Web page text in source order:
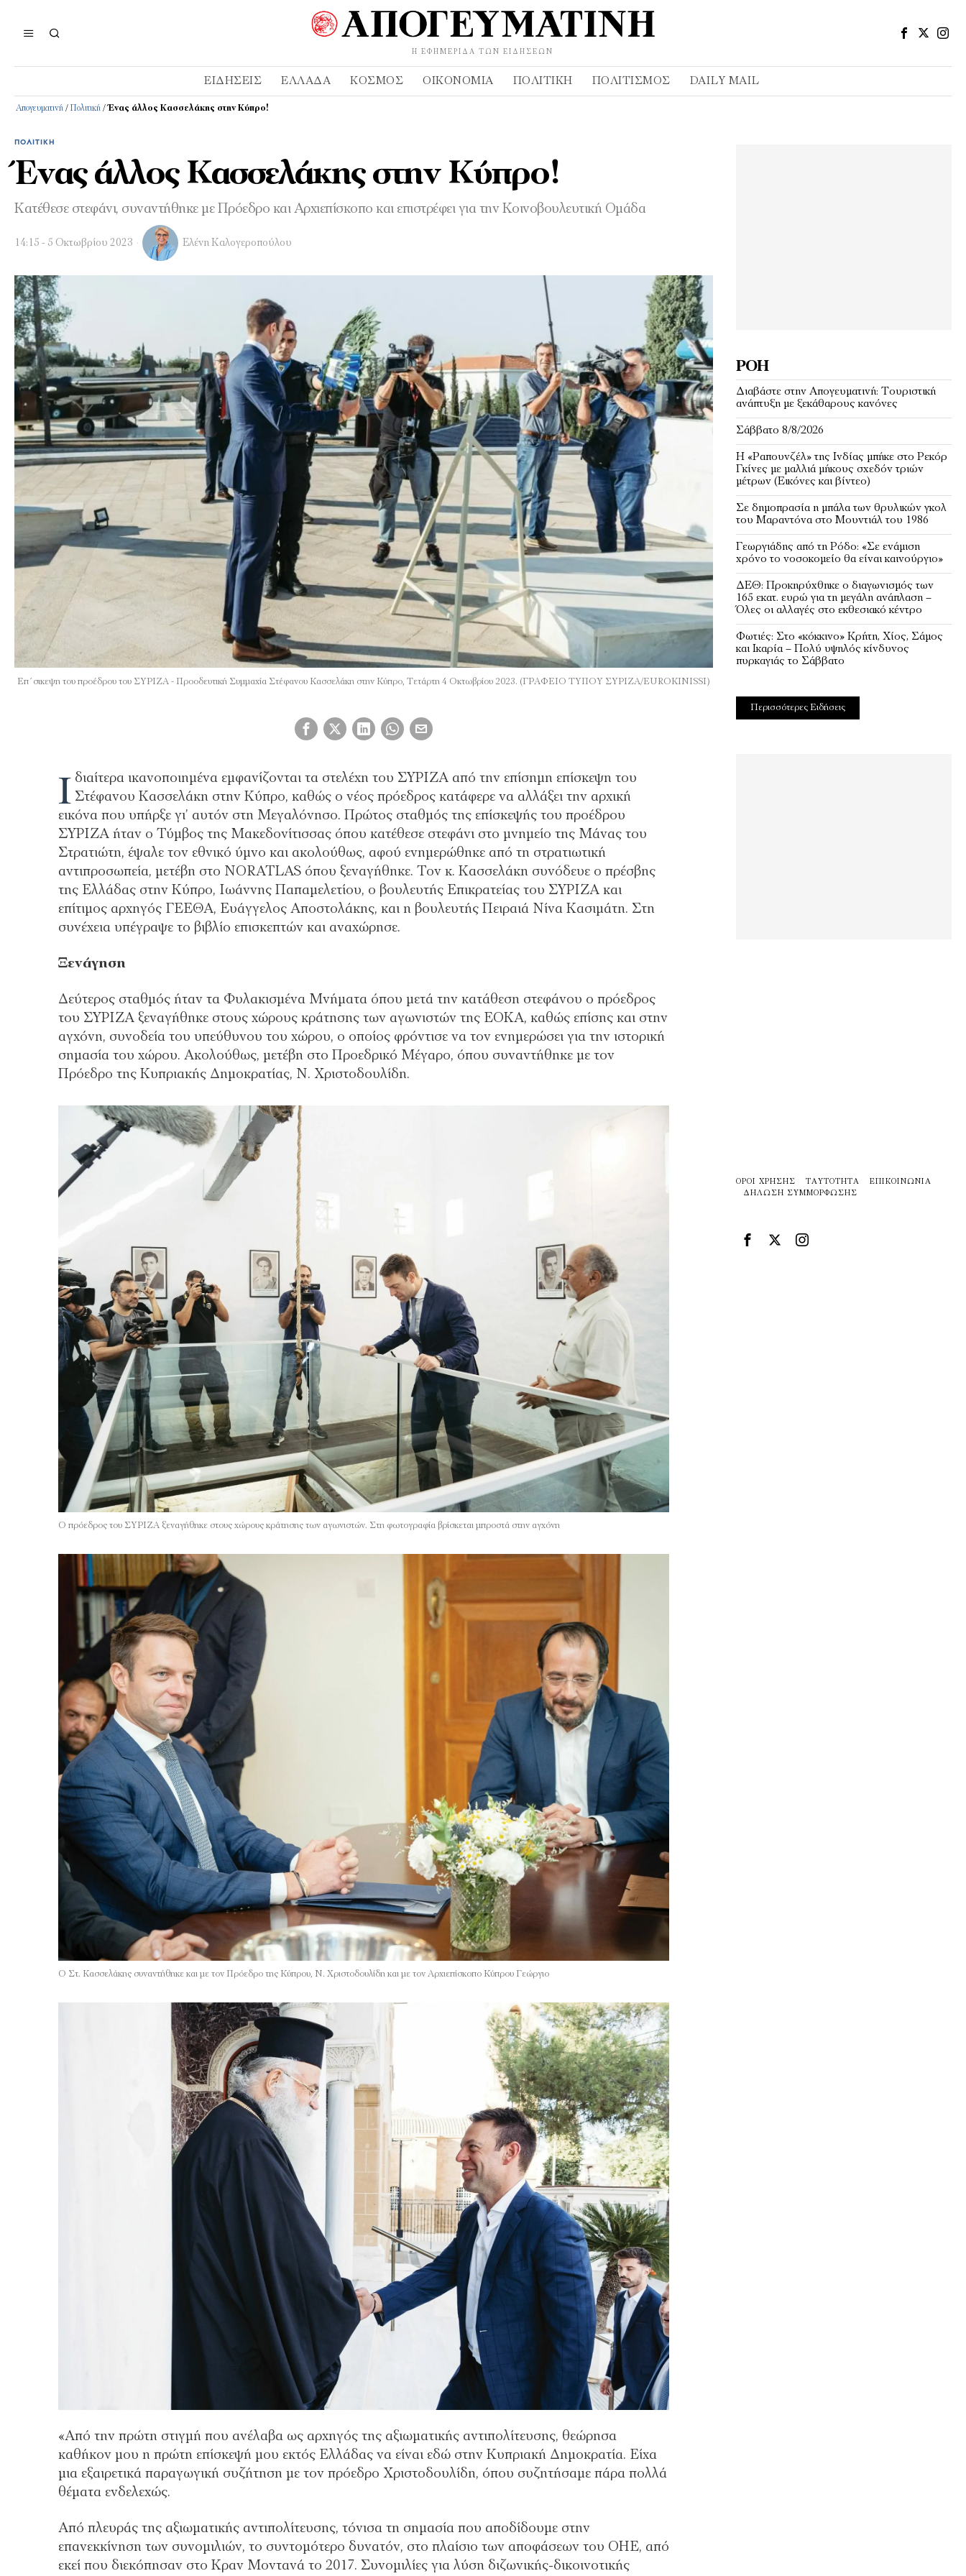
Η ΕΦΗΜΕΡΊΔΑ ΤΩΝ ΕΙΔΉΣΕΩΝ
ΕΙΔΉΣΕΙΣ ΕΛΛΆΔΑ ΚΌΣΜΟΣ ΟΙΚΟΝΟΜΊΑ ΠΟΛΙΤΙΚΉ ΠΟΛΙΤΙΣΜΌΣ DAILY MAIL
Απογευματινή / Πολιτική /Ένας άλλος Κασσελάκης στην Κύπρο!
ΠΟΛΙΤΙΚΉ
Ένας άλλος Κασσελάκης στην Κύπρο!
Κατέθεσε στεφάνι, συναντήθηκε με Πρόεδρο και Αρχιεπίσκοπο και επιστρέφει για την Κοινοβουλευτική Ομάδα
14:15 - 5 Οκτωβρίου 2023 Ελένη Καλογεροπούλου
Επ΄σικεψη του προέδρου του ΣΥΡΙΖΑ - Προοδευτική Συμμαχία Στέφανου Κασσελάκη στην Κύπρο, Τετάρτη 4 Οκτωβρίου 2023. (ΓΡΑΦΕΙΟ ΤΥΠΟΥ ΣΥΡΙΖΑ/EUROKINISSI)
Ι διαίτερα ικανοποιημένα εμφανίζονται τα στελέχη του ΣΥΡΙΖΑ από την επίσημη επίσκεψη του
Στέφανου Κασσελάκη στην Κύπρο, καθώς ο νέος πρόεδρος κατάφερε να αλλάξει την αρχική
εικόνα που υπήρξε γι’ αυτόν στη Μεγαλόνησο. Πρώτος σταθμός της επίσκεψής του προέδρου
ΣΥΡΙΖΑ ήταν ο Τύμβος της Μακεδονίτισσας όπου κατέθεσε στεφάνι στο μνημείο της Μάνας του
Στρατιώτη, έψαλε τον εθνικό ύμνο και ακολούθως, αφού ενημερώθηκε από τη στρατιωτική
αντιπροσωπεία, μετέβη στο NORATLAS όπου ξεναγήθηκε. Τον κ. Κασσελάκη συνόδευε ο πρέσβης
της Ελλάδας στην Κύπρο, Ιωάννης Παπαμελετίου, ο βουλευτής Επικρατείας του ΣΥΡΙΖΑ και
επίτιμος αρχηγός ΓΕΕΘΑ, Ευάγγελος Αποστολάκης, και η βουλευτής Πειραιά Νίνα Κασιμάτη. Στη
συνέχεια υπέγραψε το βιβλίο επισκεπτών και αναχώρησε.
Ξενάγηση
Δεύτερος σταθμός ήταν τα Φυλακισμένα Μνήματα όπου μετά την κατάθεση στεφάνου ο πρόεδρος
του ΣΥΡΙΖΑ ξεναγήθηκε στους χώρους κράτησης των αγωνιστών της ΕΟΚΑ, καθώς επίσης και στην
αγχόνη, συνοδεία του υπεύθυνου του χώρου, ο οποίος φρόντισε να τον ενημερώσει για την ιστορική
σημασία του χώρου. Ακολούθως, μετέβη στο Προεδρικό Μέγαρο, όπου συναντήθηκε με τον
Πρόεδρο της Κυπριακής Δημοκρατίας, Ν. Χριστοδουλίδη.
Ο πρόεδρος του ΣΥΡΙΖΑ ξεναγήθηκε στους χώρους κράτησης των αγωνιστών. Στη φωτογραφία βρίσκεται μπροστά στην αγχόνη
Ο Στ. Κασσελάκης συναντήθηκε και με τον Πρόεδρο της Κύπρου, Ν. Χριστοδουλίδη και με τον Αρχιεπίσκοπο Κύπρου Γεώργιο
«Από την πρώτη στιγμή που ανέλαβα ως αρχηγός της αξιωματικής αντιπολίτευσης, θεώρησα
καθήκον μου η πρώτη επίσκεψή μου εκτός Ελλάδας να είναι εδώ στην Κυπριακή Δημοκρατία. Είχα
μια εξαιρετικά παραγωγική συζήτηση με τον πρόεδρο Χριστοδουλίδη, όπου συζητήσαμε πάρα πολλά
θέματα ενδελεχώς.
Από πλευράς της αξιωματικής αντιπολίτευσης, τόνισα τη σημασία που αποδίδουμε στην
επανεκκίνηση των συνομιλιών, το συντομότερο δυνατόν, στο πλαίσιο των αποφάσεων του ΟΗΕ, από
εκεί που διεκόπησαν στο Κραν Μοντανά το 2017. Συνομιλίες για λύση διζωνικής-δικοινοτικής
ΡΟΉ
Διαβάστε στην Απογευματινή: Τουριστική
ανάπτυξη με ξεκάθαρους κανόνες
Σάββατο 8/8/2026
Η «Ραπουνζέλ» της Ινδίας μπήκε στο Ρεκόρ
Γκίνες με μαλλιά μήκους σχεδόν τριών
μέτρων (Εικόνες και βίντεο)
Σε δημοπρασία η μπάλα των θρυλικών γκολ
του Μαραντόνα στο Μουντιάλ του 1986
Γεωργιάδης από τη Ρόδο: «Σε ενάμιση
χρόνο το νοσοκομείο θα είναι καινούργιο»
ΔΕΘ: Προκηρύχθηκε ο διαγωνισμός των
165 εκατ. ευρώ για τη μεγάλη ανάπλαση –
Όλες οι αλλαγές στο εκθεσιακό κέντρο
Φωτιές: Στο «κόκκινο» Κρήτη, Χίος, Σάμος
και Ικαρία – Πολύ υψηλός κίνδυνος
πυρκαγιάς το Σάββατο
Περισσότερες Ειδήσεις
ΌΡΟΙ ΧΡΉΣΗΣ ΤΑΥΤΌΤΗΤΑ
ΕΠΙΚΟΙΝΩΝΊΑ
ΔΉΛΩΣΗ ΣΥΜΜΌΡΦΩΣΗΣ